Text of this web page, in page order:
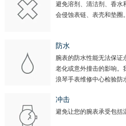
避免溶剂、清洁剂、香水
会侵蚀表链、表壳和垫圈。
防水
腕表的防水性能无法保证
老化或意外撞击的影响。
浪琴手表维修中心检验防
冲击
避免让您的腕表承受包括